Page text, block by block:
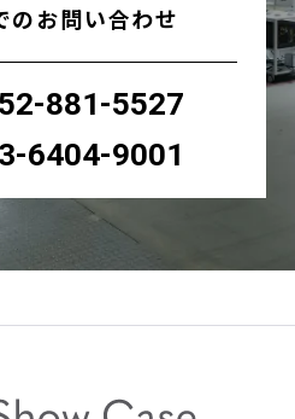
のお問い合わせ
881-5527
6404-9001